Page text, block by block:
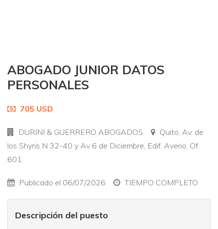
ABOGADO JUNIOR DATOS
PERSONALES
705 USD
DURINI & GUERRERO ABOGADOS
Quito, Av. de
los Shyris N 32-40 y Av 6 de Diciembre, Edif. Averio, Of.
601.
Publicado el 06/07/2026 TIEMPO COMPLETO
Descripción del puesto